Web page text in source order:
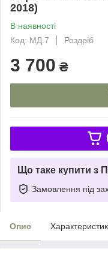
2018)
В наявності
Код: МД.7
Роздріб
3 700 ₴
Що таке купити з
Замовлення під
Опис